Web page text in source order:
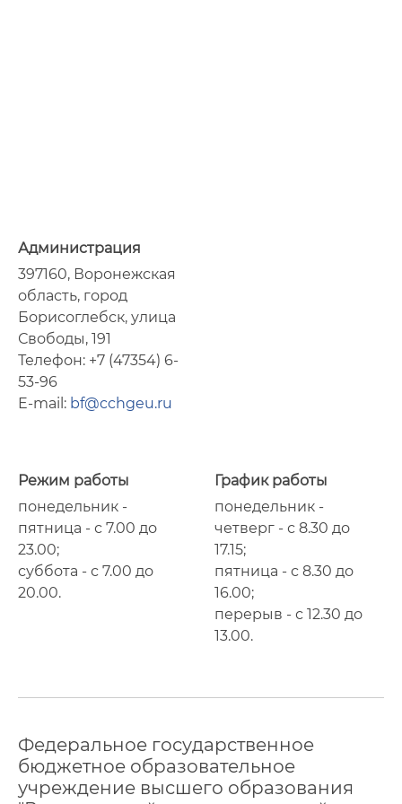
Администрация
397160, Воронежская
область, город
Борисоглебск, улица
Свободы, 191
Телефон: +7 (47354) 6-
53-96
E-mail: bf@cchgeu.ru
Режим работы
понедельник -
пятница - с 7.00 до
23.00;
суббота - с 7.00 до
20.00.
График работы
понедельник -
четверг - с 8.30 до
17.15;
пятница - с 8.30 до
16.00;
перерыв - с 12.30 до
13.00.
Федеральное государственное
бюджетное образовательное
учреждение высшего образования